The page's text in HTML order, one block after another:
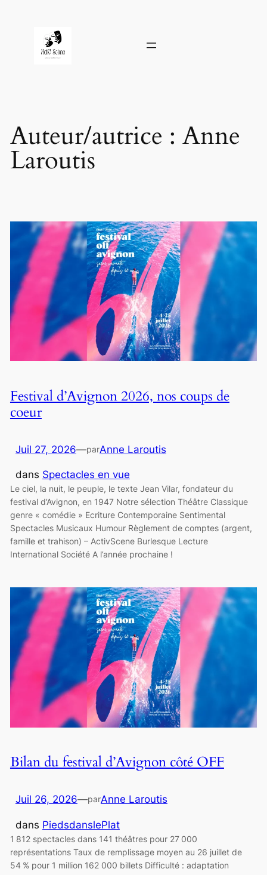
Auteur/autrice : Anne
Laroutis
Festival d’Avignon 2026, nos coups de
coeur
Juil 27, 2026—parAnne Laroutis
dans Spectacles en vue
Le ciel, la nuit, le peuple, le texte Jean Vilar, fondateur du
festival d’Avignon, en 1947 Notre sélection Théâtre Classique
genre « comédie » Ecriture Contemporaine Sentimental
Spectacles Musicaux Humour Règlement de comptes (argent,
famille et trahison) – ActivScene Burlesque Lecture
International Société A l’année prochaine !
Bilan du festival d’Avignon côté OFF
Juil 26, 2026—parAnne Laroutis
dans PiedsdanslePlat
1 812 spectacles dans 141 théâtres pour 27 000
représentations Taux de remplissage moyen au 26 juillet de
54 % pour 1 million 162 000 billets Difficulté : adaptation